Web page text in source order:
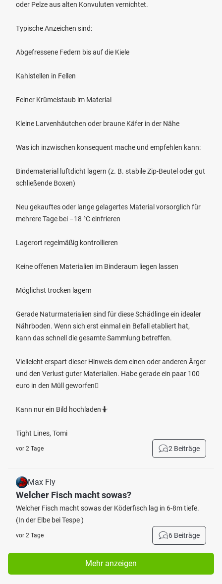
oder Pelze aus alten Konvuluten vernichtet.
Typische Anzeichen sind:
Abgefressene Federn bis auf die Kiele
Kahlstellen in Fellen
Feiner Krümelstaub im Material
Kleine Larvenhäutchen oder braune Käfer in der Nähe
Was ich inzwischen konsequent mache und empfehlen kann:
Bindematerial luftdicht lagern (z. B. stabile Zip-Beutel oder gut
schließende Boxen)
Neu gekauftes oder lange gelagertes Material vorsorglich für
mehrere Tage bei –18 °C einfrieren
Lagerort regelmäßig kontrollieren
Keine offenen Materialien im Binderaum liegen lassen
Möglichst trocken lagern
Gerade Naturmaterialien sind für diese Schädlinge ein idealer
Nährboden. Wenn sich erst einmal ein Befall etabliert hat,
kann das schnell die gesamte Sammlung betreffen.
Vielleicht erspart dieser Hinweis dem einen oder anderen Ärger
und den Verlust guter Materialien. Habe gerade ein paar 100
euro in den Müll geworfen🫩
Kann nur ein Bild hochladen🤷
Tight Lines, Tomi
vor 2 Tage 2 Beiträge
Max Fly
Welcher Fisch macht sowas?
Welcher Fisch macht sowas der Köderfisch lag in 6-8m tiefe.
(In der Elbe bei Tespe )
vor 2 Tage 6 Beiträge
Mehr anzeigen